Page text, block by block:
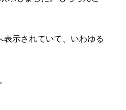
示されていて、いわゆる